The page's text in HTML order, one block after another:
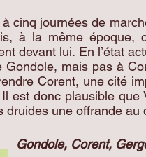
cinq journées de
à la même
devant lui. En l’état
mais pas à
Corent, une cité
est donc plausible
une offrande
Gondole, Corent,